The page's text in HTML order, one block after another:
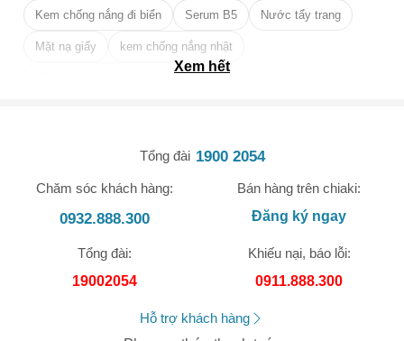
nhiều loại thực phẩm khác như thịt, rau củ, hay các loại thực
phẩm khác mà bạn cần chế biến.
Kem chống nắng đi biển Serum B5 Nước tẩy trang
Mặt nạ giấy kem chống nắng nhật
Tẩy tế bào chết da mặt tốt nhất
Xem hết
Tổng đài 1900 2054
Chăm sóc khách hàng:
0932.888.300
Bán hàng trên chiaki:
Đăng ký ngay
Tổng đài:
19002054
Khiếu nại, báo lỗi:
0911.888.300
Hỗ trợ khách hàng
🎁 Đừng Bỏ Lỡ! 🎁
Mã Giảm Giá Dành Riêng Cho Bạn
Giảm ngay cho bất kỳ đơn hàng nào.